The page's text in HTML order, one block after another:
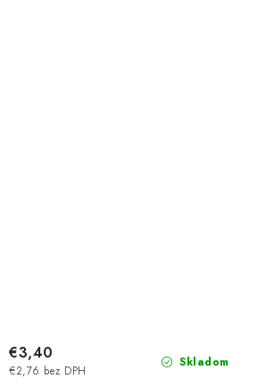
Skladom
€2,76 bez DPH
€3,40